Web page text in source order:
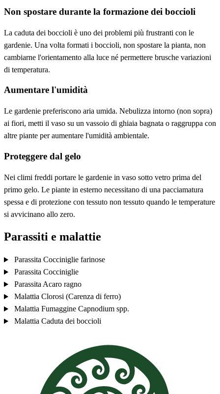
Non spostare durante la formazione dei boccioli
La caduta dei boccioli è uno dei problemi più frustranti con le
gardenie. Una volta formati i boccioli, non spostare la pianta, non
cambiarne l'orientamento alla luce né permettere brusche variazioni
di temperatura.
Aumentare l'umidità
Le gardenie preferiscono aria umida. Nebulizza intorno (non sopra)
ai fiori, metti il vaso su un vassoio di ghiaia bagnata o raggruppa con
altre piante per aumentare l'umidità ambientale.
Proteggere dal gelo
Nei climi freddi portare le gardenie in vaso sotto vetro prima del
primo gelo. Le piante in esterno necessitano di una pacciamatura
spessa e di protezione con tessuto non tessuto quando le temperature
si avvicinano allo zero.
Parassiti e malattie
Parassita Cocciniglie farinose
Parassita Cocciniglie
Parassita Acaro ragno
Malattia Clorosi (Carenza di ferro)
Malattia Fumaggine Capnodium spp.
Malattia Caduta dei boccioli